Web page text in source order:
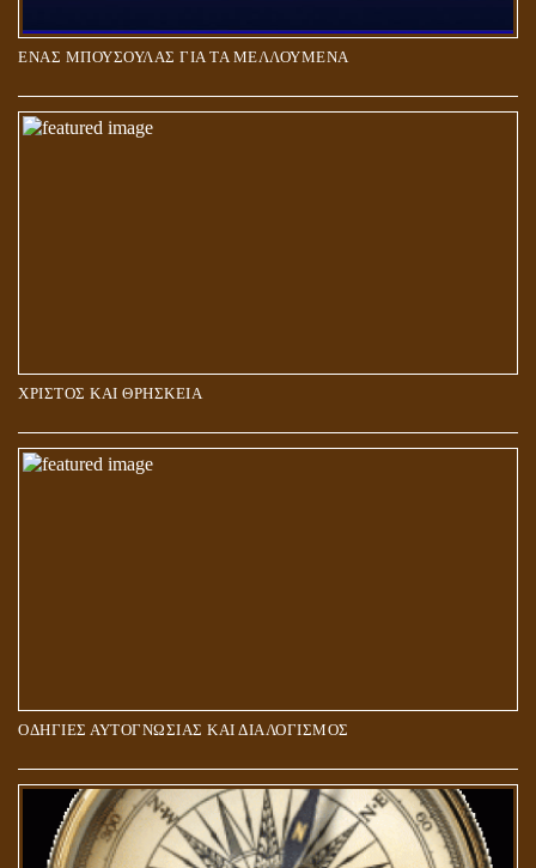
ΕΝΑΣ ΜΠΟΥΣΟΥΛΑΣ ΓΙΑ ΤΑ ΜΕΛΛΟΥΜΕΝΑ
ΧΡΙΣΤΟΣ ΚΑΙ ΘΡΗΣΚΕΙΑ
ΟΔΗΓΙΕΣ ΑΥΤΟΓΝΩΣΙΑΣ ΚΑΙ ΔΙΑΛΟΓΙΣΜΟΣ
Η ΕΠΑΦΗ ΜΕ ΤΟ ΠΝΕΥΜΑ
ΠΟΙΟΙ ΕΠΙΛΕΓΟΥΝ ΤΟΝ ΔΡΟΜΟ ΤΗΣ ΑΛΗΘΕΙΑΣ;
5Η ΔΙΑΣΤΑΣΗ ΚΑΙ ΠΝΕΥΜΑΤΙΚΗ ΑΡΠΑΓΗ: ΔΥΟ ΔΙΑΦΟΡΕΤΙΚΕΣ
ΚΑΤΑΣΤΑΣΕΙΣ